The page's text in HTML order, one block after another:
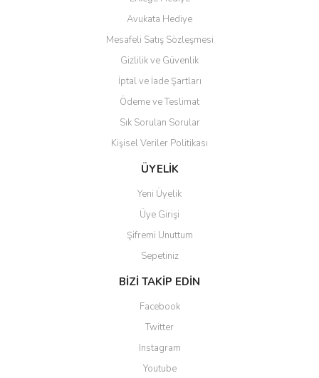
Gönder
Ürünler kategorize, başlıklar
kolaylaşıyor. Yani site de
hazırlanmış çok düzenli bir site.
Avukata Hediye
Mesafeli Satış Sözleşmesi
Gizlilik ve Güvenlik
İptal ve İade Şartları
Ödeme ve Teslimat
Sık Sorulan Sorular
Kişisel Veriler Politikası
ÜYELİK
Yeni Üyelik
Üye Girişi
Şifremi Unuttum
Sepetiniz
BİZİ TAKİP EDİN
Facebook
Twitter
Instagram
Youtube